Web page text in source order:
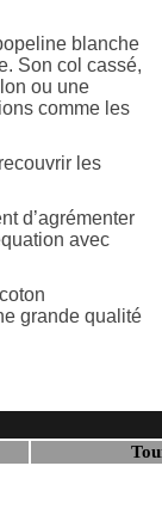
blanche
Son col cassé,
ou une
comme les
les
d’agrémenter
avec
grande qualité